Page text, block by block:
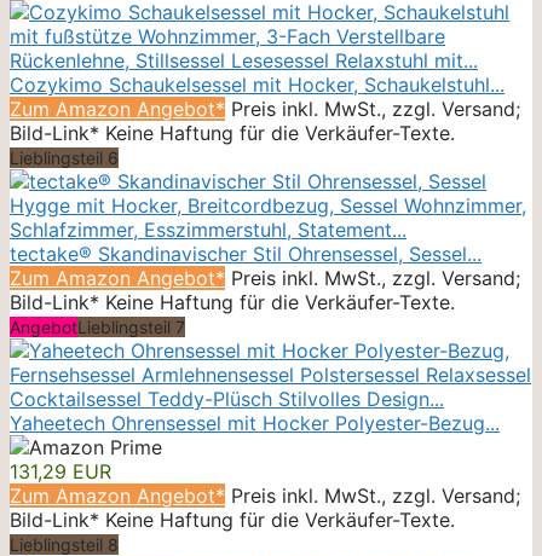
Cozykimo Schaukelsessel mit Hocker, Schaukelstuhl...
Zum Amazon Angebot* Preis inkl. MwSt., zzgl. Versand;
Bild-Link* Keine Haftung für die Verkäufer-Texte.
Lieblingsteil 6
tectake® Skandinavischer Stil Ohrensessel, Sessel...
Zum Amazon Angebot* Preis inkl. MwSt., zzgl. Versand;
Bild-Link* Keine Haftung für die Verkäufer-Texte.
AngebotLieblingsteil 7
Yaheetech Ohrensessel mit Hocker Polyester-Bezug...
131,29 EUR
Zum Amazon Angebot* Preis inkl. MwSt., zzgl. Versand;
Bild-Link* Keine Haftung für die Verkäufer-Texte.
Lieblingsteil 8